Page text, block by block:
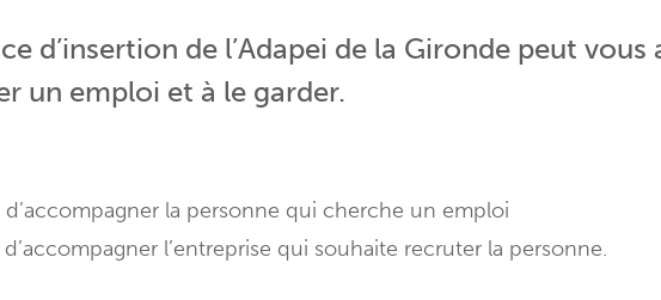
d’insertion de l’Adapei de la Gironde peut vous
un emploi et à le garder.
la personne qui cherche un emploi
d’accompagner l’entreprise qui souhaite recruter la personne.